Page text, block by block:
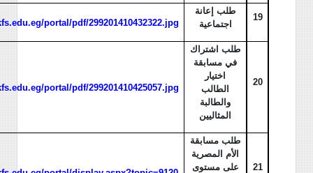
19
طلب إعانة
اجتماعية
portal/pdf/299201410432322.jpg
20
طلب اشتراك
في مسابقة
اختيار
الطالب
والطالبة
المثاليين
portal/pdf/299201410425057.jpg
21
طلب مسابقة
الأم المصرية
على مستوى